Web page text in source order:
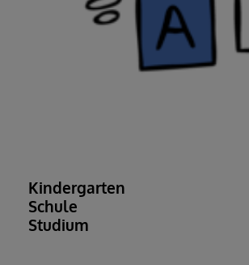
Kindergarten
Schule
Studium